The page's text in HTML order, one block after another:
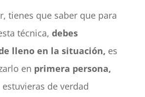
tienes que saber que para
técnica, debes
lleno en la situación, es
en primera persona,
de verdad